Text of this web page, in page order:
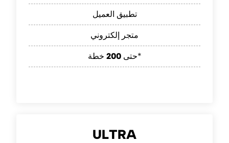
تطبيق العميل
متجر إلكتروني
حتى200 خطة*
ULTRA